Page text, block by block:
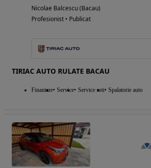
Nicolae Balcescu (Bacau)
Profesionist • Publicat
TIRIAC AUTO RULATE BACAU
Finantare Service Service roti Spalatorie auto